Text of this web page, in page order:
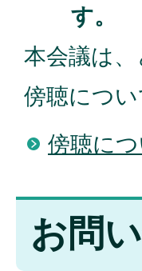
す。
本会議は
傍聴につ
傍聴に
お問